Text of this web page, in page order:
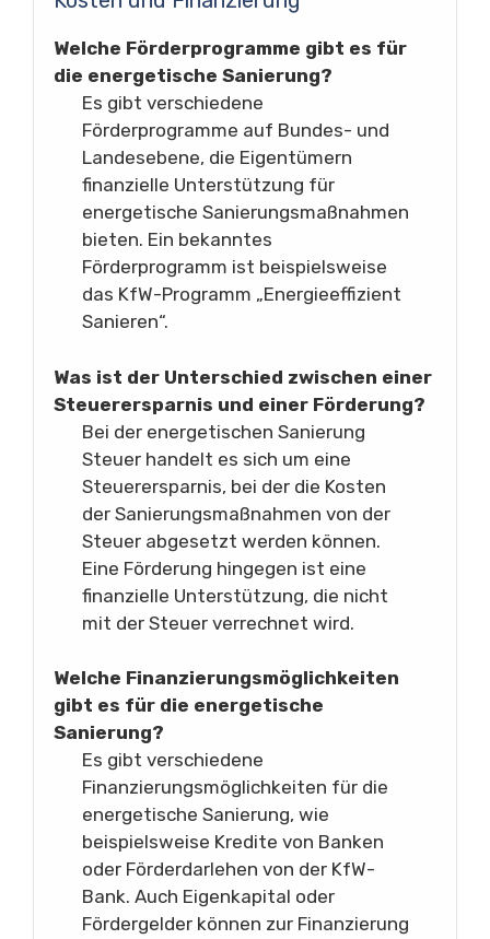
Welche Förderprogramme gibt es für
die energetische Sanierung?
Es gibt verschiedene
Förderprogramme auf Bundes- und
Landesebene, die Eigentümern
finanzielle Unterstützung für
energetische Sanierungsmaßnahmen
bieten. Ein bekanntes
Förderprogramm ist beispielsweise
das KfW-Programm „Energieeffizient
Sanieren“.
Was ist der Unterschied zwischen einer
Steuerersparnis und einer Förderung?
Bei der energetischen Sanierung
Steuer handelt es sich um eine
Steuerersparnis, bei der die Kosten
der Sanierungsmaßnahmen von der
Steuer abgesetzt werden können.
Eine Förderung hingegen ist eine
finanzielle Unterstützung, die nicht
mit der Steuer verrechnet wird.
Welche Finanzierungsmöglichkeiten
gibt es für die energetische
Sanierung?
Es gibt verschiedene
Finanzierungsmöglichkeiten für die
energetische Sanierung, wie
beispielsweise Kredite von Banken
oder Förderdarlehen von der KfW-
Bank. Auch Eigenkapital oder
Fördergelder können zur Finanzierung